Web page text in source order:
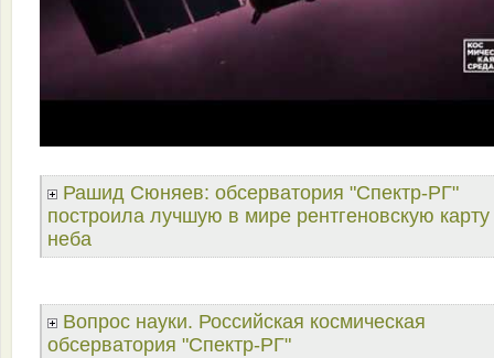
Рашид Сюняев: обсерватория "Спектр-РГ"
построила лучшую в мире рентгеновскую карту
неба
Вопрос науки. Российская космическая
обсерватория "Спектр-РГ"